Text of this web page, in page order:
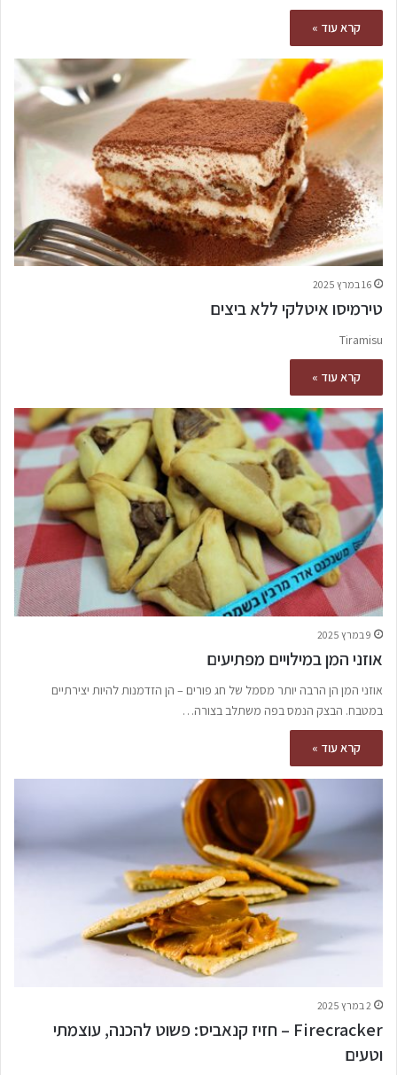
קרא עוד »
16 במרץ 2025
טירמיסו איטלקי ללא ביצים
Tiramisu
קרא עוד »
9 במרץ 2025
אוזני המן במילויים מפתיעים
אוזני המן הן הרבה יותר מסמל של חג פורים – הן הזדמנות להיות יצירתיים
במטבח. הבצק הנמס בפה משתלב בצורה…
קרא עוד »
2 במרץ 2025
Firecracker – חזיז קנאביס: פשוט להכנה, עוצמתי
וטעים